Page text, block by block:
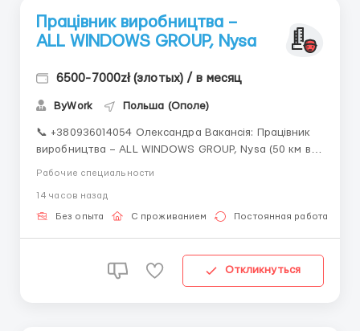
Працівник виробництва –
ALL WINDOWS GROUP, Nysa
6500-7000zł (злотых) / в месяц
ByWork Польша (Ополе)
📞 +380936014054 Олександра Вакансія: Працівник
виробництва – ALL WINDOWS GROUP, Nysa (50 км від
Ополе) 📄 Офіційне працевлаштування — umowa
вікон, дверей, ролетів, жалюзі з ПВХ, дерева та
алюмінію 💰 Ставки (в нетто): ...
Рабочие специальности
14 часов назад
Без опыта С проживанием Постоянная работа
Откликнуться